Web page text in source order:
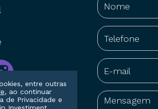
entre outras
, ao continuar
de Privacidade e